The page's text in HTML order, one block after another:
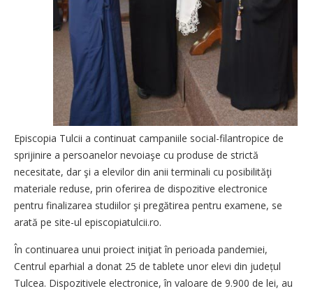
Episcopia Tulcii a continuat campaniile social-filantropice de
sprijinire a persoanelor nevoiaşe cu produse de strictă
necesitate, dar şi a elevilor din anii terminali cu posibilităţi
materiale reduse, prin oferirea de dispozitive electronice
pentru finalizarea studiilor şi pregătirea pentru examene, se
arată pe site-ul episcopiatulcii.ro.
În continuarea unui proiect iniţiat în perioada pandemiei,
Centrul eparhial a donat 25 de tablete unor elevi din județul
Tulcea. Dispozitivele electronice, în valoare de 9.900 de lei, au